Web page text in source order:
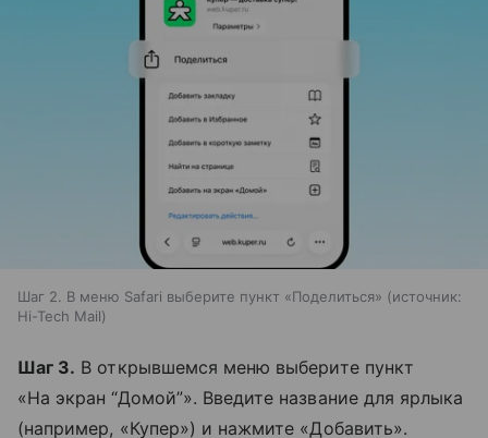
Шаг 2. В меню Safari выберите пункт «Поделиться»
источник:
Hi-Tech Mail
Шаг 3. В открывшемся меню выберите пункт
«На экран “Домой”». Введите название для ярлыка
(например, «Купер») и нажмите «Добавить».